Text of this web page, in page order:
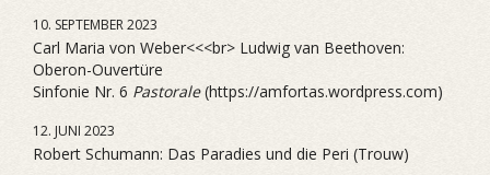
10. SEPTEMBER 2023
Carl Maria von Weber<<<br> Ludwig van Beethoven:
Oberon-Ouvertüre
Sinfonie Nr. 6 Pastorale(https://amfortas.wordpress.com)
12. JUNI 2023
Robert Schumann: Das Paradies und die Peri (Trouw)